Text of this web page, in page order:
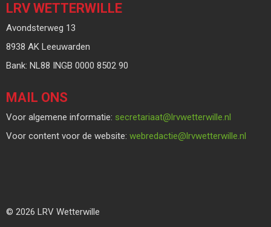
LRV WETTERWILLE
Avondsterweg 13
8938 AK Leeuwarden
Bank: NL88 INGB 0000 8502 90
MAIL ONS
Voor algemene informatie: taairaterces@lrvwetterwille.nl
Voor content voor de website: eitcaderbew@lrvwetterwille.nl
© 2026 LRV Wetterwille